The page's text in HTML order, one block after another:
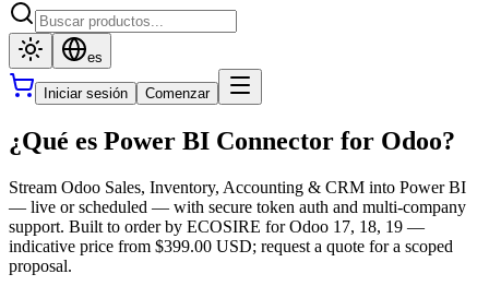
es
Iniciar sesión Comenzar
¿Qué es Power BI Connector for Odoo?
Stream Odoo Sales, Inventory, Accounting & CRM into Power BI
— live or scheduled — with secure token auth and multi-company
support. Built to order by ECOSIRE for Odoo 17, 18, 19 —
indicative price from $399.00 USD; request a quote for a scoped
proposal.